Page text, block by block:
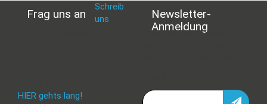
Frag uns an
Schreib
uns
HIER gehts lang!
Newsletter-
Anmeldung
Verpasse keine Rabatt-